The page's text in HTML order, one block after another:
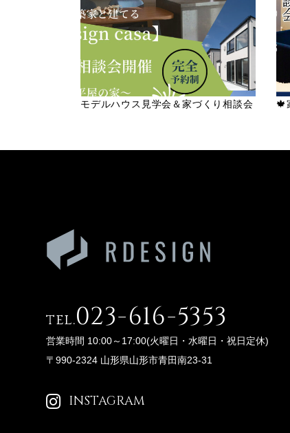
モデルハウス見学会＆家づくり相談会 🍁
tel.023-616-5353
営業時間 10:00～17:00(火曜日・水曜日・祝日定休)
〒990-2324 山形県山形市青田南23-31
INSTAGRAM